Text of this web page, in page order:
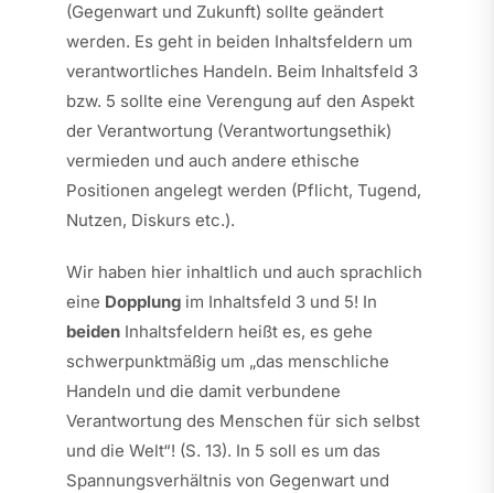
(Gegenwart und Zukunft) sollte geändert
werden. Es geht in beiden Inhaltsfeldern um
verantwortliches Handeln. Beim Inhaltsfeld 3
bzw. 5 sollte eine Verengung auf den Aspekt
der Verantwortung (Verantwortungsethik)
vermieden und auch andere ethische
Positionen angelegt werden (Pflicht, Tugend,
Nutzen, Diskurs etc.).
Wir haben hier inhaltlich und auch sprachlich
eine Dopplungim Inhaltsfeld 3 und 5! In
beidenInhaltsfeldern heißt es, es gehe
schwerpunktmäßig um „das menschliche
Handeln und die damit verbundene
Verantwortung des Menschen für sich selbst
und die Welt“! (S. 13). In 5 soll es um das
Spannungsverhältnis von Gegenwart und